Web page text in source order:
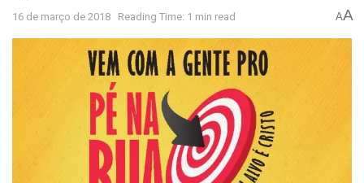
16 de março de 2018 Reading Time: 1 min read AA